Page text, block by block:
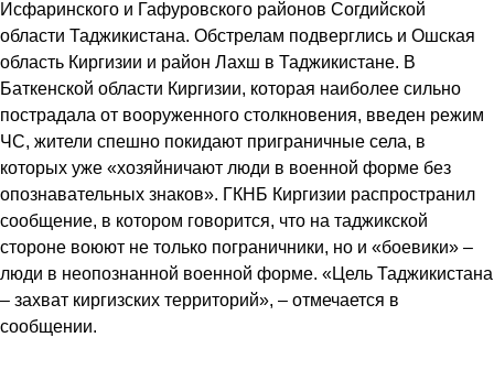
Исфаринского и Гафуровского районов Согдийской
области Таджикистана. Обстрелам подверглись и Ошская
область Киргизии и район Лахш в Таджикистане. В
Баткенской области Киргизии, которая наиболее сильно
пострадала от вооруженного столкновения, введен режим
ЧС, жители спешно покидают приграничные села, в
которых уже «хозяйничают люди в военной форме без
опознавательных знаков». ГКНБ Киргизии распространил
сообщение, в котором говорится, что на таджикской
стороне воюют не только пограничники, но и «боевики» –
люди в неопознанной военной форме. «Цель Таджикистана
– захват киргизских территорий», – отмечается в
сообщении.